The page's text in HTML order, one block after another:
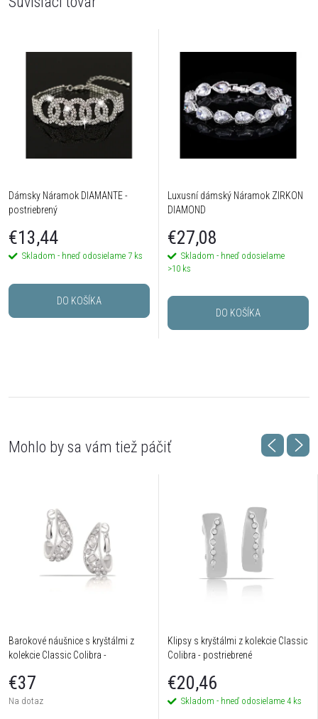
Dámsky Náramok DIAMANTE -
postriebrený
€13,44
Skladom - hneď odosielame 7 ks
DO KOŠÍKA
Luxusní dámský Náramok ZIRKON
DIAMOND
€27,08
Skladom - hneď odosielame
>10 ks
DO KOŠÍKA
Barokové náušnice s kryštálmi z
kolekcie Classic Colibra -
€37
Na dotaz
Klipsy s kryštálmi z kolekcie Classic
Colibra - postriebrené
€20,46
Skladom - hneď odosielame 4 ks